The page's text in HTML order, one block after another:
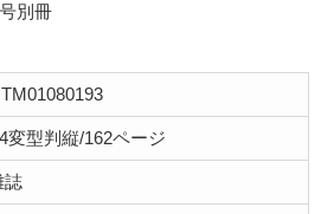
別冊
変型判縦/162ページ
誌